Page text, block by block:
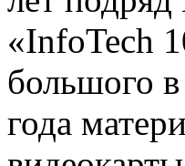
«InfoTech
большого
года